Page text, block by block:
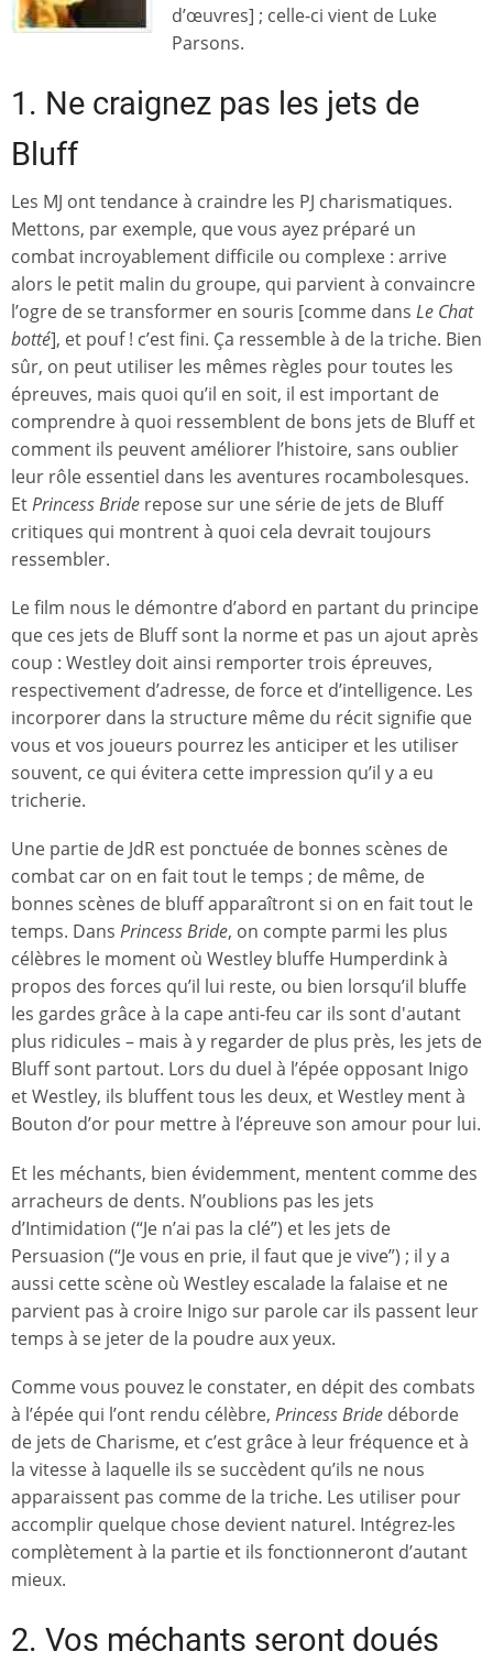
d’œuvres] ; celle-ci vient de Luke
Parsons.
1. Ne craignez pas les jets de
Bluff
Les MJ ont tendance à craindre les PJ charismatiques.
Mettons, par exemple, que vous ayez préparé un
combat incroyablement difficile ou complexe : arrive
alors le petit malin du groupe, qui parvient à convaincre
l’ogre de se transformer en souris [comme dans Le Chat
botté], et pouf ! c’est fini. Ça ressemble à de la triche. Bien
sûr, on peut utiliser les mêmes règles pour toutes les
épreuves, mais quoi qu’il en soit, il est important de
comprendre à quoi ressemblent de bons jets de Bluff et
comment ils peuvent améliorer l’histoire, sans oublier
leur rôle essentiel dans les aventures rocambolesques.
EtPrincess Bride repose sur une série de jets de Bluff
critiques qui montrent à quoi cela devrait toujours
ressembler.
Le film nous le démontre d’abord en partant du principe
que ces jets de Bluff sont la norme et pas un ajout après
coup : Westley doit ainsi remporter trois épreuves,
respectivement d’adresse, de force et d’intelligence. Les
incorporer dans la structure même du récit signifie que
vous et vos joueurs pourrez les anticiper et les utiliser
souvent, ce qui évitera cette impression qu’il y a eu
tricherie.
Une partie de JdR est ponctuée de bonnes scènes de
combat car on en fait tout le temps ; de même, de
bonnes scènes de bluff apparaîtront si on en fait tout le
temps. Dans Princess Bride, on compte parmi les plus
célèbres le moment où Westley bluffe Humperdink à
propos des forces qu’il lui reste, ou bien lorsqu’il bluffe
les gardes grâce à la cape anti-feu car ils sont d'autant
plus ridicules – mais à y regarder de plus près, les jets de
Bluff sont partout. Lors du duel à l’épée opposant Inigo
et Westley, ils bluffent tous les deux, et Westley ment à
Bouton d’or pour mettre à l’épreuve son amour pour lui.
Et les méchants, bien évidemment, mentent comme des
arracheurs de dents. N’oublions pas les jets
d’Intimidation (“Je n’ai pas la clé”) et les jets de
Persuasion (“Je vous en prie, il faut que je vive”) ; il y a
aussi cette scène où Westley escalade la falaise et ne
parvient pas à croire Inigo sur parole car ils passent leur
temps à se jeter de la poudre aux yeux.
Comme vous pouvez le constater, en dépit des combats
à l’épée qui l’ont rendu célèbre, Princess Bride déborde
de jets de Charisme, et c’est grâce à leur fréquence et à
la vitesse à laquelle ils se succèdent qu’ils ne nous
apparaissent pas comme de la triche. Les utiliser pour
accomplir quelque chose devient naturel. Intégrez-les
complètement à la partie et ils fonctionneront d’autant
mieux.
2. Vos méchants seront doués